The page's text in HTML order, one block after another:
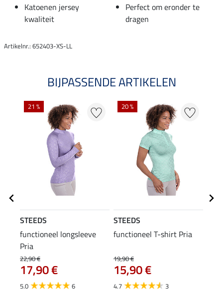
Katoenen jersey
kwaliteit
Perfect om eronder te
dragen
Artikelnr.: 652403-XS-LL
BIJPASSENDE ARTIKELEN
21 %
STEEDS
functioneel longsleeve
Pria
22,90 €
17,90 €
5.0 6
20 %
STEEDS
functioneel T-shirt Pria
19,90 €
15,90 €
4.7 3